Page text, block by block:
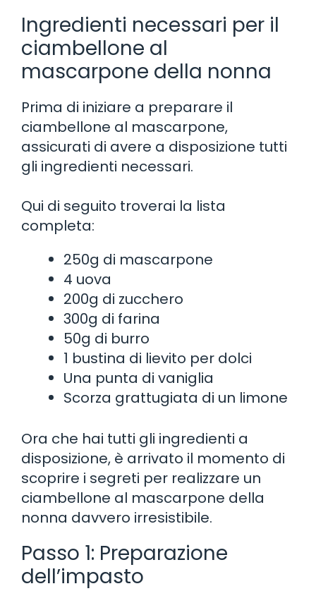
Ingredienti necessari per il
ciambellone al
mascarpone della nonna
Prima di iniziare a preparare il
ciambellone al mascarpone,
assicurati di avere a disposizione tutti
gli ingredienti necessari.
Qui di seguito troverai la lista
completa:
250g di mascarpone
4 uova
200g di zucchero
300g di farina
50g di burro
1 bustina di lievito per dolci
Una punta di vaniglia
Scorza grattugiata di un limone
Ora che hai tutti gli ingredienti a
disposizione, è arrivato il momento di
scoprire i segreti per realizzare un
ciambellone al mascarpone della
nonna davvero irresistibile.
Passo 1: Preparazione
dell’impasto